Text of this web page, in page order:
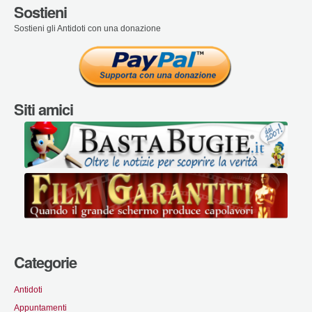
Sostieni
Sostieni gli Antidoti con una donazione
Siti amici
Categorie
Antidoti
Appuntamenti